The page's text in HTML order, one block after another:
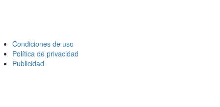
Condiciones de uso
Política de privacidad
Publicidad